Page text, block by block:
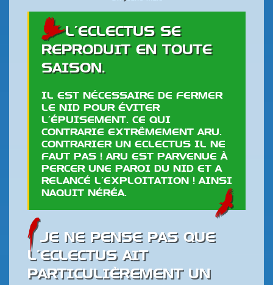
L’ECLECTUS SE
REPRODUIT EN TOUTE
SAISON.
IL EST NÉCESSAIRE DE FERMER
LE NID POUR ÉVITER
L’ÉPUISEMENT. CE QUI
CONTRARIE EXTRÊMEMENT ARU.
CONTRARIER UN ECLECTUS IL NE
FAUT PAS ! ARU EST PARVENUE À
PERCER UNE PAROI DU NID ET A
RELANCÉ L’EXPLOITATION ! AINSI
NAQUIT NÉRÉA.
JE NE PENSE PAS QUE
L’ECLECTUS AIT
PARTICULIÈREMENT UN